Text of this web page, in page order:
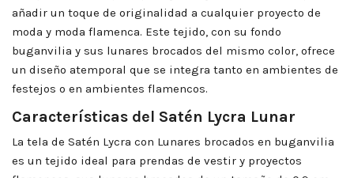
añadir un toque de originalidad a cualquier proyecto de
moda y moda flamenca. Este tejido, con su fondo
buganvilia y sus lunares brocados del mismo color, ofrece
un diseño atemporal que se integra tanto en ambientes de
festejos o en ambientes flamencos.
Características del Satén Lycra Lunar
La tela de Satén Lycra con Lunares brocados en buganvilia
es un tejido ideal para prendas de vestir y proyectos